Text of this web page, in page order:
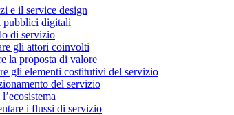
e il service design
pubblici digitali
di servizio
gli attori coinvolti
la proposta di valore
gli elementi costitutivi del servizio
del servizio
i flussi di servizio